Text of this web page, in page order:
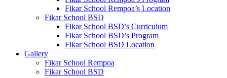
Fikar School Rempoa’s Location
Fikar School BSD
Fikar School BSD’s Curriculum
Fikar School BSD’s Program
Fikar School BSD Location
Gallery
Fikar School Rempoa
Fikar School BSD